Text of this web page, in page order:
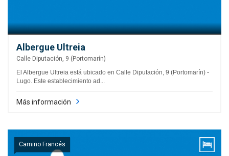
Albergue Ultreia
Calle Diputación, 9 (Portomarín)
El Albergue Ultreia está ubicado en Calle Diputación, 9 (Portomarín) -
Lugo. Este establecimiento ad...
Más información
Camino Francés